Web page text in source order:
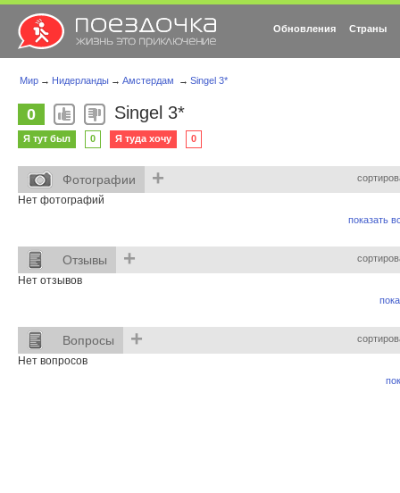
Обновления Страны
Мир → Нидерланды → Амстердам → Singel 3*
0 Singel 3*
Я тут был 0 Я туда хочу 0
Фотографии +
Нет фотографий
показать
Отзывы +
Нет отзывов
Вопросы +
Нет вопросов